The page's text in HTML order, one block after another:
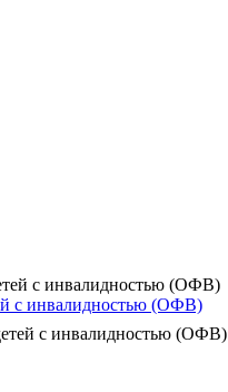
с инвалидностью (ОФВ)
с инвалидностью (ОФВ)